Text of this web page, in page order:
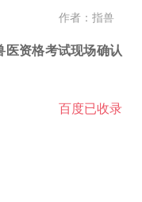
作者：指兽
医资格考试现场确认
百度已收录